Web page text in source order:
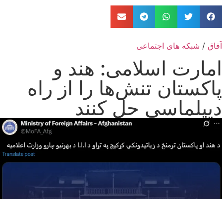
آفاق / شبکه های اجتماعی
امارت اسلامی: هند و
پاکستان تنش‌ها را از راه
دیپلماسی حل کنند